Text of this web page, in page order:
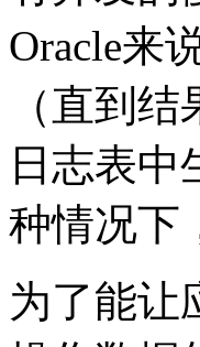
Oracle来
（直到
日志表
种情况下
为了能让